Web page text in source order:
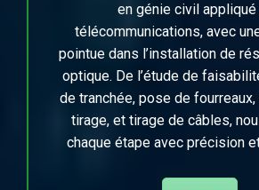
en génie civil appliqué
télécommunications, avec
pointue dans l’installation de
optique. De l’étude de
de tranchée, pose de
tirage, et tirage de câbles,
chaque étape avec précision